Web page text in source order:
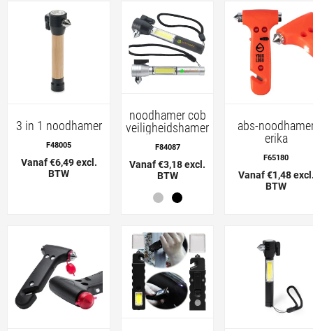
3 in 1 noodhamer
F48005
Vanaf €6,49 excl.
BTW
noodhamer cob
veiligheidshamer
F84087
Vanaf €3,18 excl.
BTW
abs-
erika
F65180
Vanaf €1,48
BTW